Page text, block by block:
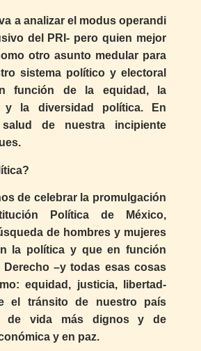
a analizar el modus operandi
del PRI- pero quien mejor
otro asunto medular para
sistema político y electoral
función de la equidad, la
y la diversidad política. En
de nuestra incipiente
de celebrar la promulgación
Política de México,
de hombres y mujeres
la política y que en función
–y todas esas cosas
equidad, justicia, libertad-
el tránsito de nuestro país
de vida más dignos y de
y en paz.